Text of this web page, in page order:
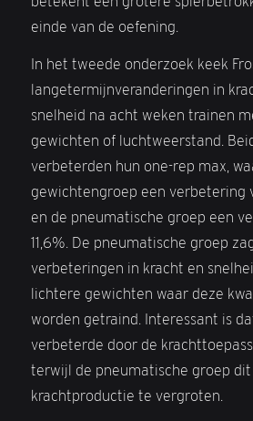
einde van de oefening.
In het tweede onderzoek keek
langetermijnveranderingen in
snelheid na acht weken trainen
gewichten of luchtweerstand.
verbeterden hun one-rep max,
gewichtengroep een verbetering
en de pneumatische groep een
11,6%. De pneumatische groep
verbeteringen in kracht en
lichtere gewichten waar deze
worden getraind. Interessant is
verbeterde door de
terwijl de pneumatische groep
krachtproductie te vergroten.